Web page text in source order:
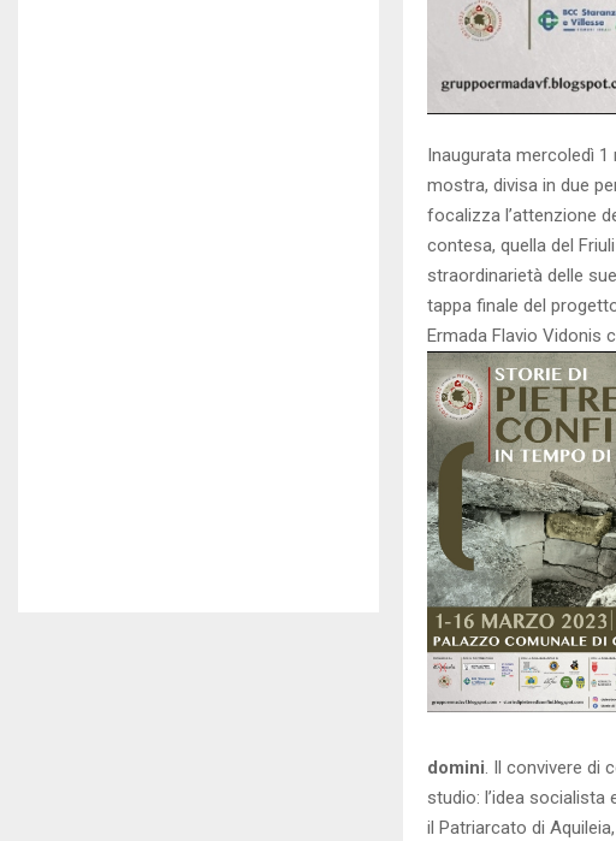
Inaugurata mercoledì 1
mostra, divisa in due
focalizza l’attenzione
contesa, quella del
straordinarietà delle
tappa finale del
Ermada Flavio Vidonis
domini. Il convivere di
studio: l’idea
il Patriarcato di